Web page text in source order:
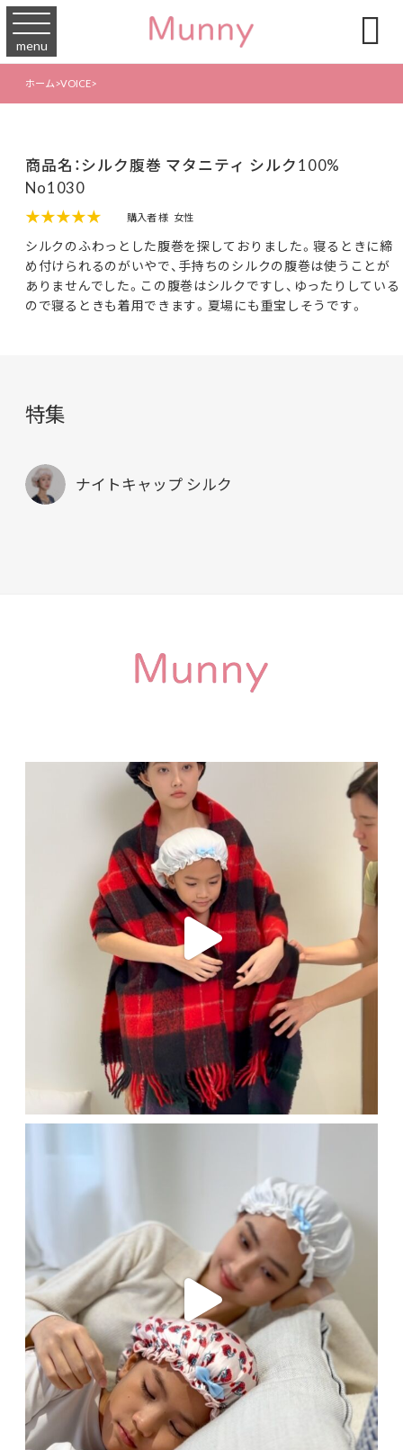
menu 
ホーム>VOICE>
商品名：シルク腹巻 マタニティ シルク100%
No1030
★★★★★
購入者 様 女性
シルクのふわっとした腹巻を探しておりました。寝るときに締
め付けられるのがいやで、手持ちのシルクの腹巻は使うことが
ありませんでした。この腹巻はシルクですし、ゆったりしている
ので寝るときも着用できます。夏場にも重宝しそうです。
特集
ナイトキャップ シルク